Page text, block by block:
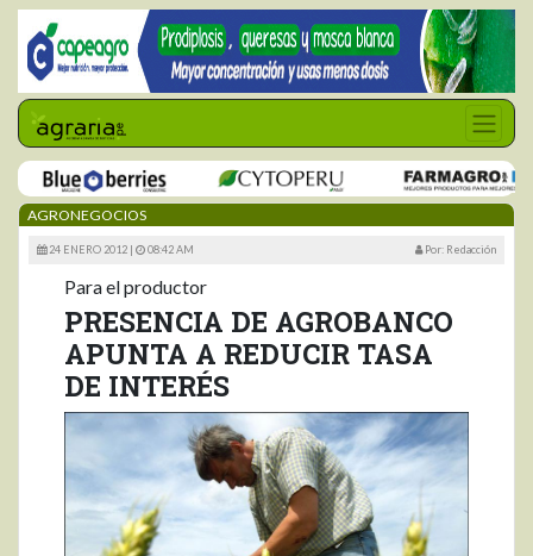
AGRONEGOCIOS
24 ENERO 2012 | 08:42 AM Por: Redacción
Para el productor
PRESENCIA DE AGROBANCO
APUNTA A REDUCIR TASA
DE INTERÉS